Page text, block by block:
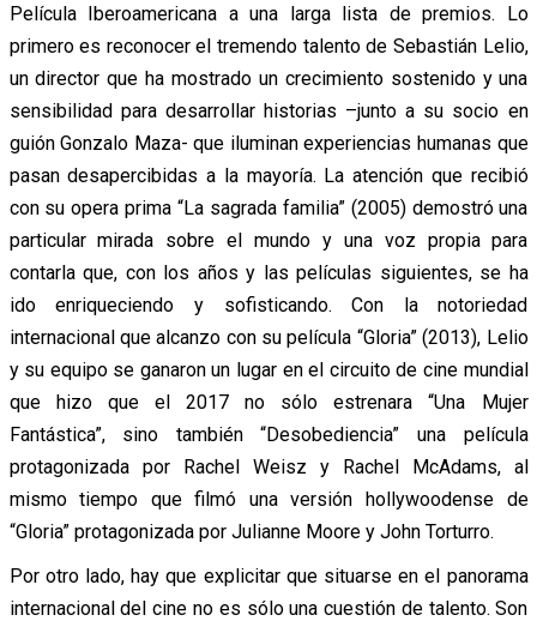
Película Iberoamericana a una larga lista de premios. Lo
primero es reconocer el tremendo talento de Sebastián Lelio,
un director que ha mostrado un crecimiento sostenido y una
sensibilidad para desarrollar historias –junto a su socio en
guión Gonzalo Maza- que iluminan experiencias humanas que
pasan desapercibidas a la mayoría. La atención que recibió
con su opera prima “La sagrada familia” (2005) demostró una
particular mirada sobre el mundo y una voz propia para
contarla que, con los años y las películas siguientes, se ha
ido enriqueciendo y sofisticando. Con la notoriedad
internacional que alcanzo con su película “Gloria” (2013), Lelio
y su equipo se ganaron un lugar en el circuito de cine mundial
que hizo que el 2017 no sólo estrenara “Una Mujer
Fantástica”, sino también “Desobediencia” una película
protagonizada por Rachel Weisz y Rachel McAdams, al
mismo tiempo que filmó una versión hollywoodense de
“Gloria” protagonizada por Julianne Moore y John Torturro.
Por otro lado, hay que explicitar que situarse en el panorama
internacional del cine no es sólo una cuestión de talento. Son